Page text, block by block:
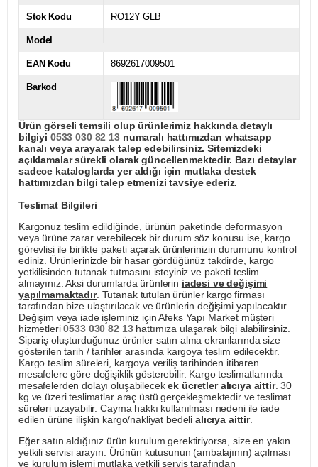
Stok Kodu RO12Y GLB
Model
EAN Kodu 8692617009501
Barkod
Ürün görseli temsili olup ürünlerimiz hakkında detaylı
bilgiyi 0533 030 82 13numaralı hattımızdan whatsapp
kanalı veya arayarak talep edebilirsiniz. Sitemizdeki
açıklamalar sürekli olarak güncellenmektedir. Bazı detaylar
sadece kataloglarda yer aldığı için mutlaka destek
hattımızdan bilgi talep etmenizi tavsiye ederiz.
Teslimat Bilgileri
Kargonuz teslim edildiğinde, ürünün paketinde deformasyon
veya ürüne zarar verebilecek bir durum söz konusu ise, kargo
görevlisi ile birlikte paketi açarak ürünlerinizin durumunu kontrol
ediniz. Ürünlerinizde bir hasar gördüğünüz takdirde, kargo
yetkilisinden tutanak tutmasını isteyiniz ve paketi teslim
almayınız. Aksi durumlarda ürünlerin iadesi ve değişimi
yapılmamaktadır. Tutanak tutulan ürünler kargo firması
tarafından bize ulaştırılacak ve ürünlerin değişimi yapılacaktır.
Değişim veya iade işleminiz için Afeks Yapı Market müşteri
hizmetleri0533 030 82 13hattımıza ulaşarak bilgi alabilirsiniz.
Sipariş oluşturduğunuz ürünler satın alma ekranlarında size
gösterilen tarih / tarihler arasında kargoya teslim edilecektir.
Kargo teslim süreleri, kargoya veriliş tarihinden itibaren
mesafelere göre değişiklik gösterebilir. Kargo teslimatlarında
mesafelerden dolayı oluşabilecekek ücretler alıcıya aittir. 30
kg ve üzeri teslimatlar araç üstü gerçekleşmektedir ve teslimat
süreleri uzayabilir. Cayma hakkı kullanılması nedeni ile iade
edilen ürüne ilişkin kargo/nakliyat bedeli alıcıya aittir.
Eğer satın aldığınız ürün kurulum gerektiriyorsa, size en yakın
yetkili servisi arayın. Ürünün kutusunun (ambalajının) açılması
ve kurulum işlemi mutlaka yetkili servis tarafından